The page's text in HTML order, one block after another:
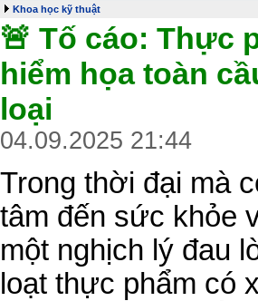
Khoa học kỹ thuật
🚨 Tố cáo: Thực
hiểm họa toàn
loại
04.09.2025 21:44
Trong thời đại mà
tâm đến sức khỏe
một nghịch lý đau
loạt thực phẩm có